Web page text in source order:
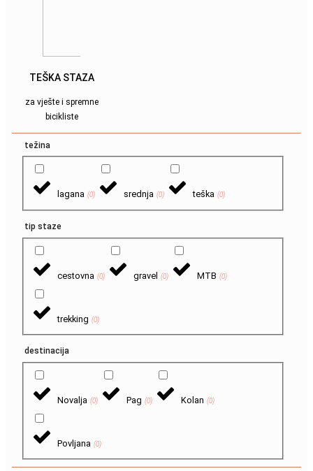
TEŠKA STAZA
za vješte i spremne
bicikliste
težina
lagana (0) srednja (0) teška (0)
tip staze
cestovna (0) gravel (0) MTB (0)
trekking (0)
destinacija
Novalja (0) Pag (0) Kolan (0)
Povljana (0)